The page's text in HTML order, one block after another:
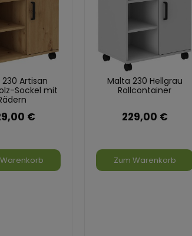
Artisan
Sockel mit
€
Malta 230 Hellgrau
Rollcontainer
229,00 €
Zum Warenkorb